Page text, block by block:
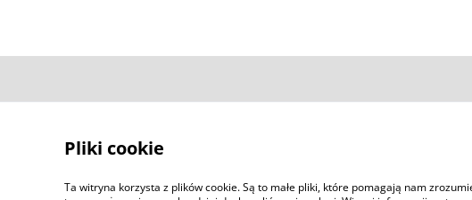
Kontakt
Pliki cookie
Ta witryna korzysta z plików cookie. Są to małe pliki, które pomagają nam